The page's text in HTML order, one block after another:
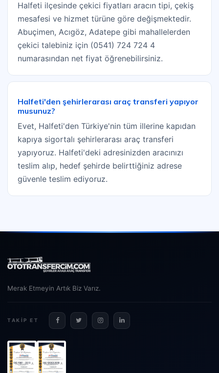
Halfeti ilçesinde çekici fiyatları aracın tipi, çekiş
mesafesi ve hizmet türüne göre değişmektedir.
Abuçimen, Acıgöz, Adatepe gibi mahallelerden
çekici talebiniz için (0541) 724 724 4
numarasından net fiyat öğrenebilirsiniz.
Halfeti'den şehirlerarası araç transferi yapıyor
musunuz?
Evet, Halfeti'den Türkiye'nin tüm illerine kapıdan
kapıya sigortalı şehirlerarası araç transferi
yapıyoruz. Halfeti'deki adresinizden aracınızı
teslim alıp, hedef şehirde belirttiğiniz adrese
güvenle teslim ediyoruz.
Merak Etmeyin Artık Biz Varız.
TAKIP ET